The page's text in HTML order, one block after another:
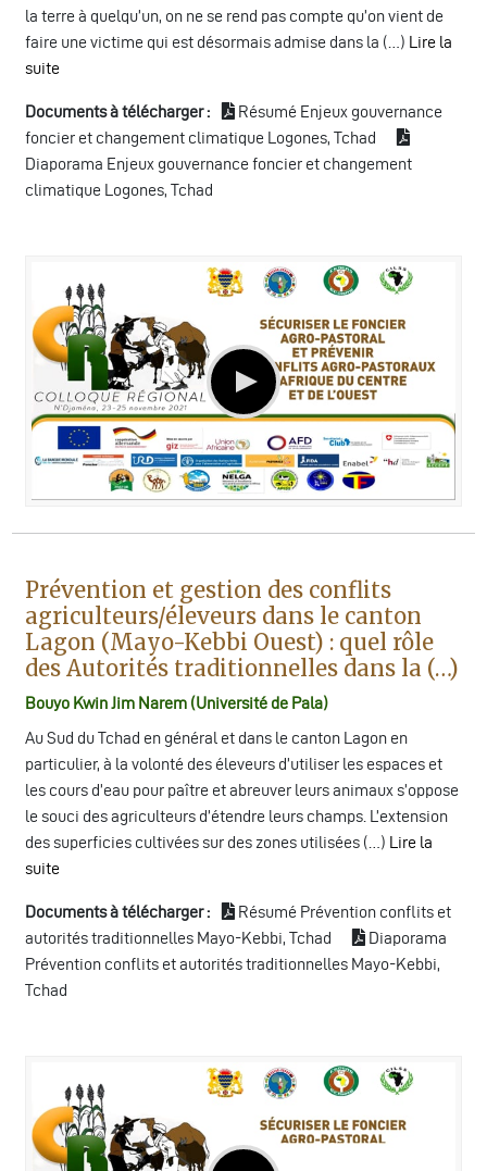
la terre à quelqu’un, on ne se rend pas compte qu’on vient de
faire une victime qui est désormais admise dans la (…) Lire la
suite
Documents à télécharger :
Résumé Enjeux gouvernance
foncier et changement climatique Logones, Tchad
Diaporama Enjeux gouvernance foncier et changement
climatique Logones, Tchad
Prévention et gestion des conflits
agriculteurs/éleveurs dans le canton
Lagon (Mayo-Kebbi Ouest) : quel rôle
des Autorités traditionnelles dans la (…)
Bouyo Kwin Jim Narem (Université de Pala)
Au Sud du Tchad en général et dans le canton Lagon en
particulier, à la volonté des éleveurs d’utiliser les espaces et
les cours d’eau pour paître et abreuver leurs animaux s’oppose
le souci des agriculteurs d’étendre leurs champs. L’extension
des superficies cultivées sur des zones utilisées (…) Lire la
suite
Documents à télécharger :
Résumé Prévention conflits et
autorités traditionnelles Mayo-Kebbi, Tchad
Diaporama
Prévention conflits et autorités traditionnelles Mayo-Kebbi,
Tchad